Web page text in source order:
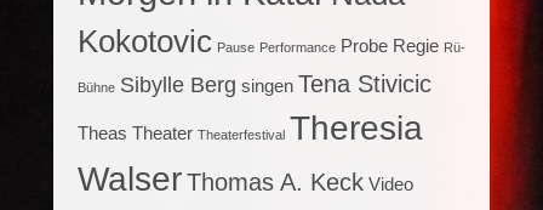
Kokotovic Pause Performance Probe Regie Rü-
Bühne Sibylle Berg singen Tena Stivicic
Theas Theater Theaterfestival Theresia
WalserThomas A. Keck Video